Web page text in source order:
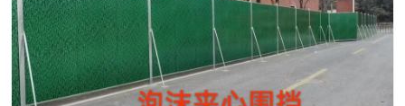
生产加工单板复合围挡 市
政围挡